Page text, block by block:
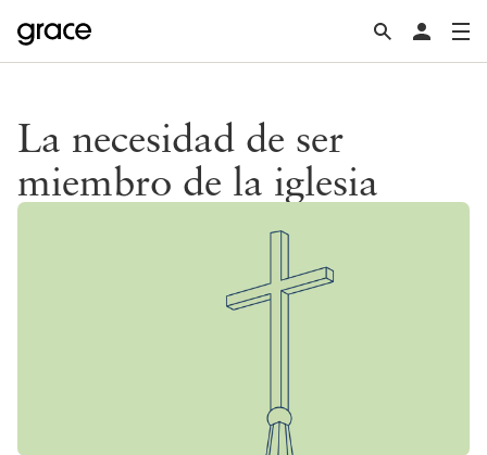
La necesidad de ser
miembro de la iglesia